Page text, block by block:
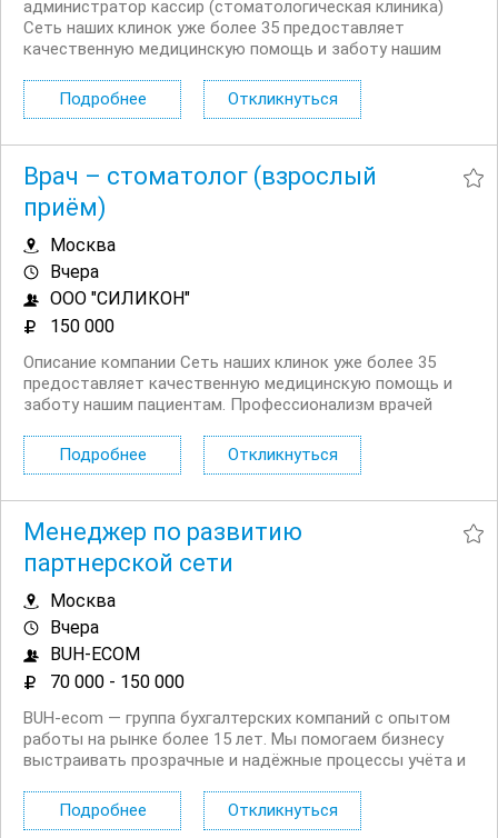
администратор кассир (стоматологическая клиника)
Сеть наших клинок уже более 35 предоставляет
качественную медицинскую помощь и заботу нашим
оценили огромное количество пациентов. Мы гордимся
своим дружелюбным коллективом и теплыми
Подробнее Откликнуться
Врач – стоматолог (взрослый
приём)
Москва
Вчера
ООО "СИЛИКОН"
150 000
Описание компании Сеть наших клинок уже более 35
предоставляет качественную медицинскую помощь и
заботу нашим пациентам. Профессионализм врачей
Мы гордимся своим дружелюбным коллективом и
теплыми отношениями внутри команды, где каждый
Подробнее Откликнуться
Менеджер по развитию
партнерской сети
Москва
Вчера
BUH-ECOM
70 000 - 150 000
BUH‑ecom — группа бухгалтерских компаний с опытом
работы на рынке более 15 лет. Мы помогаем бизнесу
выстраивать прозрачные и надёжные процессы учёта и
сопровождение и консультирование, чтобы
предприниматели могли сосредоточиться на развитии
Подробнее Откликнуться